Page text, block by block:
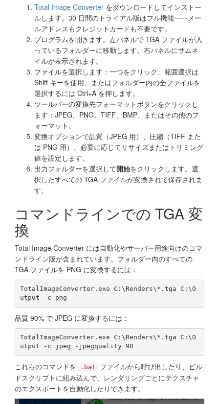
Total Image Converter をダウンロードしてインストー
ルします。30 日間のトライアル版はフル機能——メー
ルアドレスもクレジットカードも不要です。
プログラムを開きます。左パネルで TGA ファイルが入
っているフォルダーに移動します。右パネルにサムネ
イルが表示されます。
ファイルを選択します：一つをクリック、範囲選択は
Shift キーを使用、またはフォルダー内の全ファイルを
選択するには Ctrl+A を押します。
ツールバーの変換先フォーマットボタンをクリックし
ます：JPEG、PNG、TIFF、BMP、またはその他のフ
ォーマット。
変換オプションで品質（JPEG 用）、圧縮（TIFF また
は PNG 用）、必要に応じてリサイズまたはトリミング
値を設定します。
出力フォルダーを選択して開始をクリックします。選
択したすべての TGA ファイルが変換されて保存されま
す。
コマンドラインでの TGA 変
換
Total Image Converter には自動化やサーバー用途向けのコマ
ンドライン版が含まれています。フォルダー内のすべての
TGA ファイルを PNG に変換するには：
TotalImageConverter.exe C:\Renders\*.tga C:\O
utput -c png
品質 90% で JPEG に変換するには：
TotalImageConverter.exe C:\Renders\*.tga C:\O
utput -c jpeg -jpegquality 90
これらのコマンドを .bat
ファイルから呼び出したり、ビル
ドスクリプトに組み込んで、レンダリングごとにテクスチャ
のエクスポートを自動化したりできます。